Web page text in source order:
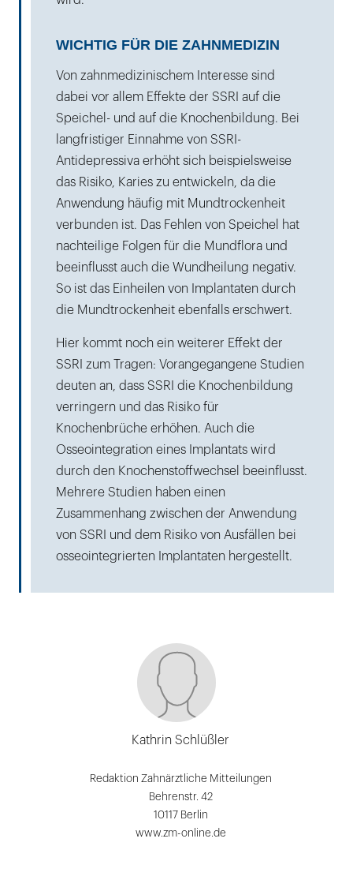
WICHTIG FÜR DIE ZAHNMEDIZIN
Von zahnmedizinischem Interesse sind
dabei vor allem Effekte der SSRI auf die
Speichel- und auf die Knochenbildung. Bei
langfristiger Einnahme von SSRI-
Antidepressiva erhöht sich beispielsweise
das Risiko, Karies zu entwickeln, da die
Anwendung häufig mit Mundtrockenheit
verbunden ist. Das Fehlen von Speichel hat
nachteilige Folgen für die Mundflora und
beeinflusst auch die Wundheilung negativ.
So ist das Einheilen von Implantaten durch
die Mundtrockenheit ebenfalls erschwert.
Hier kommt noch ein weiterer Effekt der
SSRI zum Tragen: Vorangegangene Studien
deuten an, dass SSRI die Knochenbildung
verringern und das Risiko für
Knochenbrüche erhöhen. Auch die
Osseointegration eines Implantats wird
durch den Knochenstoffwechsel beeinflusst.
Mehrere Studien haben einen
Zusammenhang zwischen der Anwendung
von SSRI und dem Risiko von Ausfällen bei
osseointegrierten Implantaten hergestellt.
Kathrin Schlüßler
Redaktion Zahnärztliche Mitteilungen
Behrenstr. 42
10117 Berlin
www.zm-online.de